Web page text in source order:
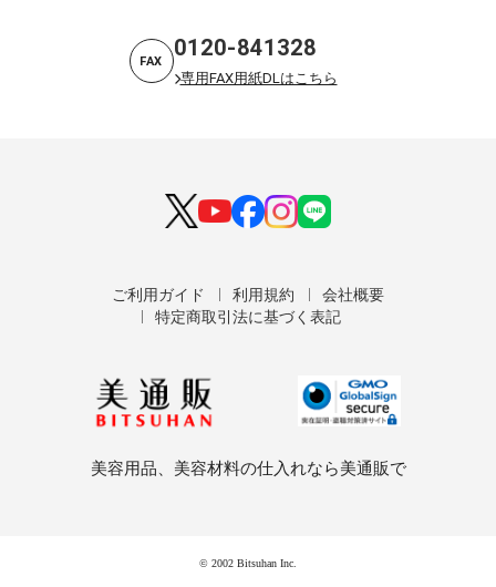
FAX 0120-841328
専用FAX用紙DLはこちら
ご利用ガイド 利用規約
会社概要
特定商取引法に基づく表記
美容用品、美容材料の仕入れなら美通販で
© 2002 Bitsuhan Inc.